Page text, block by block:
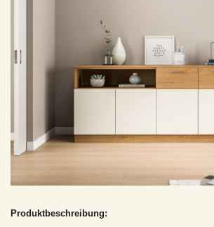
Produktbeschreibung: